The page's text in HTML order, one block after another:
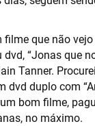
filme que não
“Jonas que
Tanner.
dvd duplo com
bom filme,
no máximo.